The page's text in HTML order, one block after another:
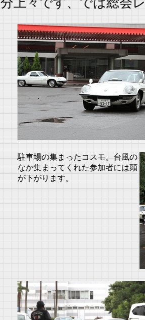
駐車場の集まったコスモ。台風の
なか集まってくれた参加者には頭
が下がります。